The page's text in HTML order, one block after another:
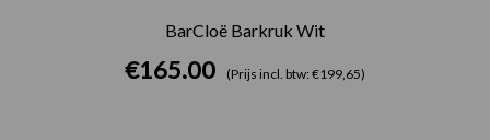
BarCloë Barkruk Wit
€165.00 (Prijs incl. btw: €199,65)